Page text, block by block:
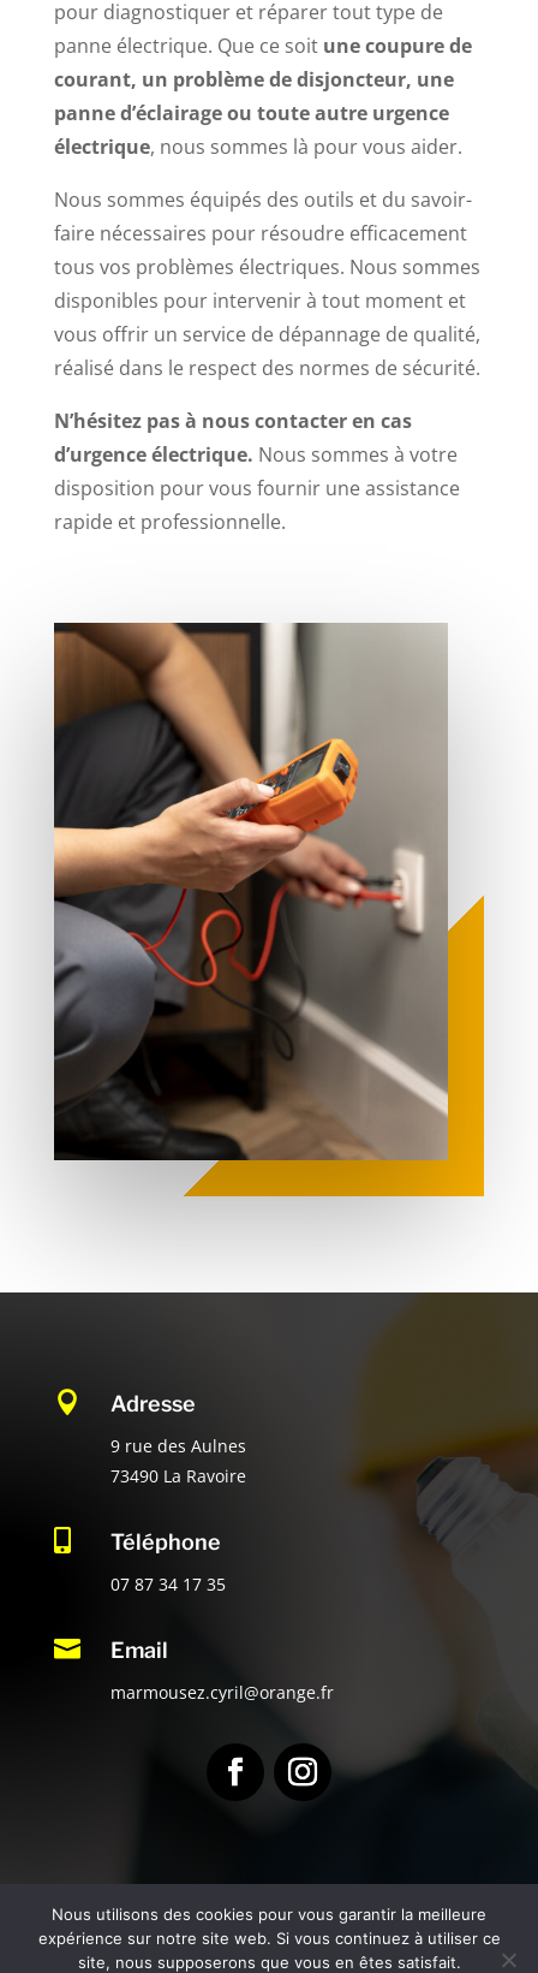
pour diagnostiquer et réparer tout type de
panne électrique. Que ce soit une coupure de
courant, un problème de disjoncteur, une
panne d’éclairage ou toute autre urgence
électrique, nous sommes là pour vous aider.
Nous sommes équipés des outils et du savoir-
faire nécessaires pour résoudre efficacement
tous vos problèmes électriques. Nous sommes
disponibles pour intervenir à tout moment et
vous offrir un service de dépannage de qualité,
réalisé dans le respect des normes de sécurité.
N’hésitez pas à nous contacter en cas
d’urgence électrique. Nous sommes à votre
disposition pour vous fournir une assistance
rapide et professionnelle.
 Adresse
9 rue des Aulnes
73490 La Ravoire
 Téléphone
07 87 34 17 35
 Email
marmousez.cyril@orange.fr
CopryrightMARMOUSEZ Cyril Électricité–Mentions
Nous utilisons des cookies pour vous garantir la meilleure
expérience sur notre site web. Si vous continuez à utiliser ce
site, nous supposerons que vous en êtes satisfait.